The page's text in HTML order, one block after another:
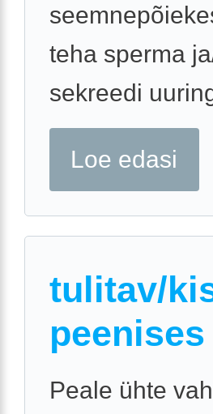
teha sperma
sekreedi
Loe edasi
tulitav/
peenises
Peale ühte